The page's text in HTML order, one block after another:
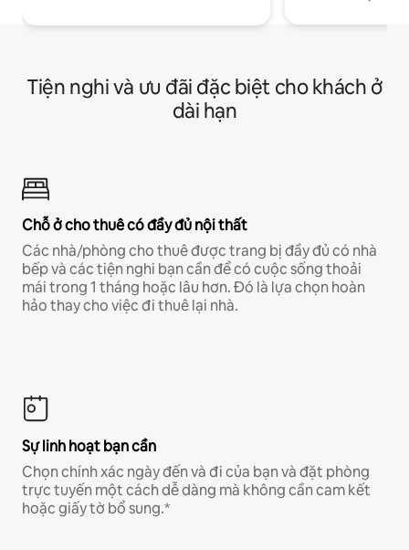
Tiện nghi và ưu đãi đặc biệt cho khách ở
dài hạn
Chỗ ở cho thuê có đầy đủ nội thất
Các nhà/phòng cho thuê được trang bị đầy đủ có nhà
bếp và các tiện nghi bạn cần để có cuộc sống thoải
mái trong 1 tháng hoặc lâu hơn. Đó là lựa chọn hoàn
hảo thay cho việc đi thuê lại nhà.
Sự linh hoạt bạn cần
Chọn chính xác ngày đến và đi của bạn và đặt phòng
trực tuyến một cách dễ dàng mà không cần cam kết
hoặc giấy tờ bổ sung.*